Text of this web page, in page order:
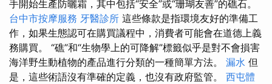
手開始生產防曬霜，其中包括“安全”或“珊瑚友善”的礁石。
台中市按摩服務 牙醫診所 這些條款是指環境友好的準備工
作，如果生態認可在購買議程中，消費者可能會在道德上義
務購買。 “礁”和“生物學上的可降解”標籤似乎是對不會損害
海洋野生動植物的產品進行分類的一種簡單方法。 漏水 但
是，這些術語沒有準確的定義，也沒有政府監管。 西屯體